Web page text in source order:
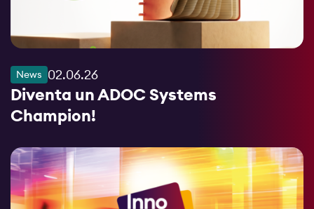
News 02.06.26
Diventa un ADOC Systems
Champion!